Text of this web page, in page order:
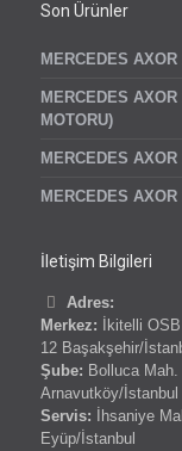
Son Ürünler
MERCEDES
MERCEDES
MOTORU)
MERCEDES
MERCEDES
İletişim Bilgileri
Adres:
Merkez: İkitelli
12 Başakşehir/
Şube: Bolluca
Arnavutköy/İstanbul
Servis:
İhsaniye
Eyüp/İstanbul